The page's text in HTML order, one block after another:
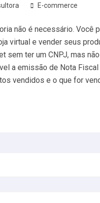
E-commerce
não é necessário. Você
virtual e vender seus
sem ter um CNPJ, mas
a emissão de Nota Fiscal
vendidos e o que for